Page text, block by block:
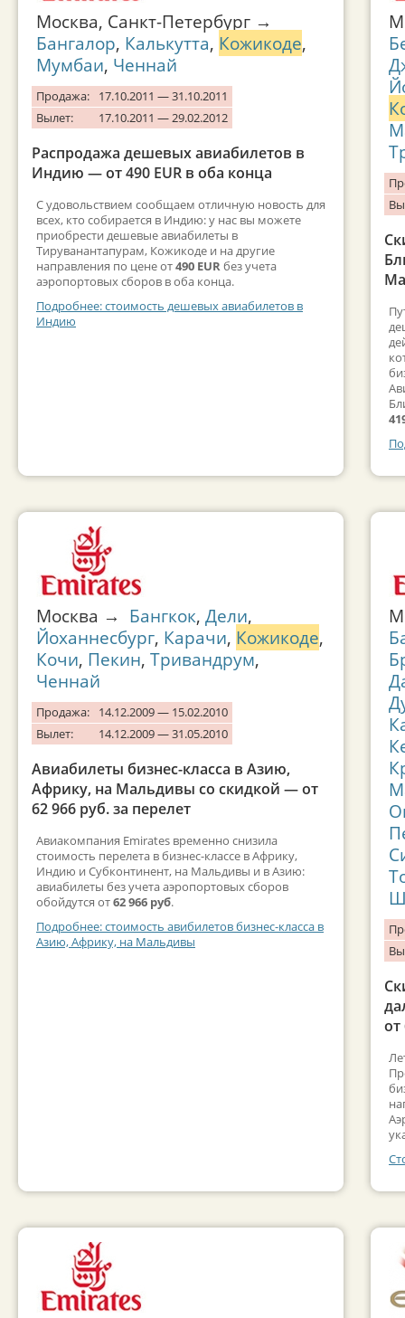
Москва, Санкт-Петербург →
Бангалор, Калькутта, Кожикоде,
Мумбаи, Ченнай
Продажа:
17.10.2011 — 31.10.2011
Вылет:
17.10.2011 — 29.02.2012
Распродажа дешевых авиабилетов в
Индию — от 490 EUR в оба конца
С удовольствием сообщаем отличную новость для
всех, кто собирается в Индию: у нас вы можете
приобрести дешевые авиабилеты в
Тируванантапурам, Кожикоде и на другие
направления по цене от490 EURбез учета
аэропортовых сборов в оба конца.
Подробнее: стоимость дешевых авиабилетов в
Индию
Москва → Бангкок, Дели,
Йоханнесбург, Карачи, Кожикоде,
Кочи, Пекин, Тривандрум,
Ченнай
Продажа:
14.12.2009 — 15.02.2010
Вылет:
14.12.2009 — 31.05.2010
Авиабилеты бизнес-класса в Азию,
Африку, на Мальдивы со скидкой — от
62 966 руб. за перелет
Авиакомпания Emirates временно снизила
стоимость перелета в бизнес-классе в Африку,
Индию и Субконтинент, на Мальдивы и в Азию:
авиабилеты без учета аэропортовых сборов
обойдутся от62 966 руб.
Подробнее: стоимость авибилетов бизнес-класса в
Азию, Африку, на Мальдивы
от